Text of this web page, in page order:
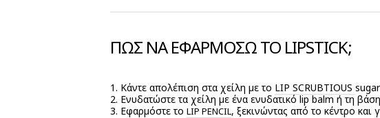
ΠΩΣ ΝΑ ΕΦΑΡΜΟΣΩ ΤΟ LIPSTICK;
1. Κάντε απολέπιση στα χείλη με το LIP SCRUBTIOUS
2. Ενυδατώστε τα χείλη με ένα ενυδατικό lip balm ή τη
3. Εφαρμόστε το LIP PENCIL, ξεκινώντας από το κέντρο και